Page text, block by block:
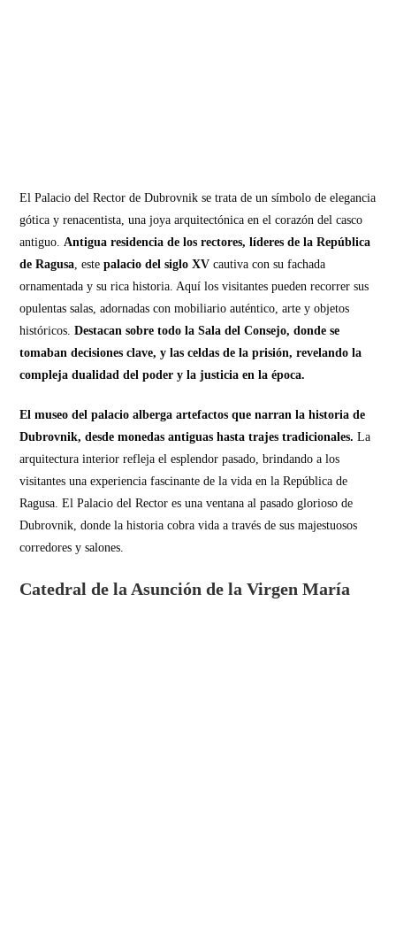
El Palacio del Rector de Dubrovnik se trata de un símbolo de elegancia
gótica y renacentista, una joya arquitectónica en el corazón del casco
antiguo. Antigua residencia de los rectores, líderes de la República
de Ragusa , estepalacio del siglo XV cautiva con su fachada
ornamentada y su rica historia. Aquí los visitantes pueden recorrer sus
opulentas salas, adornadas con mobiliario auténtico, arte y objetos
históricos.Destacan sobre todo la Sala del Consejo, donde se
tomaban decisiones clave, y las celdas de la prisión, revelando la
compleja dualidad del poder y la justicia en la época.
El museo del palacio alberga artefactos que narran la historia de
Dubrovnik, desde monedas antiguas hasta trajes tradicionales. La
arquitectura interior refleja el esplendor pasado, brindando a los
visitantes una experiencia fascinante de la vida en la República de
Ragusa. El Palacio del Rector es una ventana al pasado glorioso de
Dubrovnik, donde la historia cobra vida a través de sus majestuosos
corredores y salones.
Catedral de la Asunción de la Virgen María